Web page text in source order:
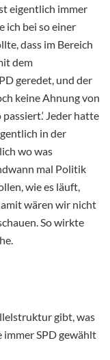
eigentlich immer
ich bei so einer
dass im Bereich
dem
geredet, und der
keine Ahnung von
Jeder hatte
in der
wo was
mal Politik
wie es läuft,
wären wir nicht
So wirkte
gibt, was
SPD gewählt